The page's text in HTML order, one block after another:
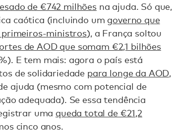
de €742 milhõesna ajuda. Só que,
caótica (incluindo um governo que
ministros), a França soltou
de AOD que somam €2,1 bilhões
E tem mais: agora o país está
de solidariedade para longe da AOD,
ajuda (mesmo com potencial de
adequada). Se essa tendência
uma queda total de €21,2
cinco anos.